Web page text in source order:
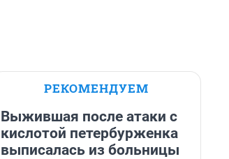
РЕКОМЕНДУЕМ
Выжившая после атаки с
кислотой петербурженка
выписалась из больницы